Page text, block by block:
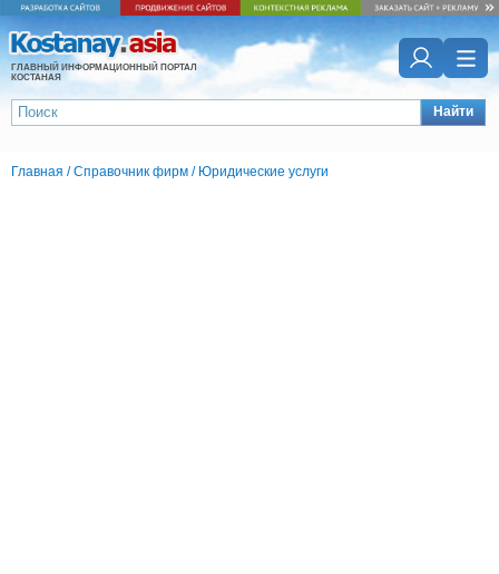
ГЛАВНЫЙ ИНФОРМАЦИОННЫЙ ПОРТАЛ
КОСТАНАЯ
Найти
Главная /Справочник фирм / Юридические услуги